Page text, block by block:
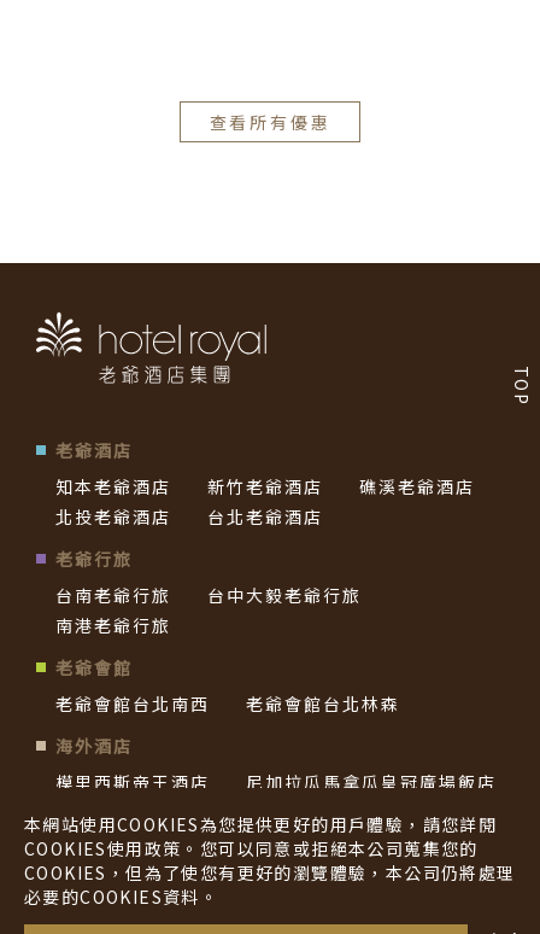
查看所有優惠
本網站使用COOKIES為您提供更好的用戶體驗，請您詳閱
COOKIES使用政策。您可以同意或拒絕本公司蒐集您的
COOKIES，但為了使您有更好的瀏覽體驗，本公司仍將處理
必要的COOKIES資料。
TOP
老爺酒店
知本老爺酒店
新竹老爺酒店
礁溪老爺酒店
北投老爺酒店
台北老爺酒店
老爺行旅
台南老爺行旅
台中大毅老爺行旅
南港老爺行旅
老爺會館
老爺會館台北南西
老爺會館台北林森
海外酒店
模里西斯帝王酒店
尼加拉瓜馬拿瓜皇冠廣場飯店
帛琉老爺酒店
西貢老爺酒店
隱私權政策